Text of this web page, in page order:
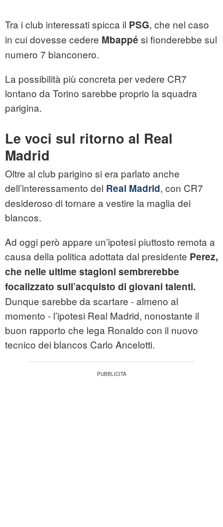
Tra i club interessati spicca il PSG, che nel caso
in cui dovesse cedere Mbappé si fionderebbe sul
numero 7 bianconero.
La possibilità più concreta per vedere CR7
lontano da Torino sarebbe proprio la squadra
parigina.
Le voci sul ritorno al Real
Madrid
Oltre al club parigino si era parlato anche
dell’interessamento del Real Madrid, con CR7
desideroso di tornare a vestire la maglia dei
blancos.
Ad oggi però appare un’ipotesi piuttosto remota a
causa della politica adottata dal presidente Perez,
che nelle ultime stagioni sembrerebbe
focalizzato sull’acquisto di giovani talenti.
Dunque sarebbe da scartare - almeno al
momento - l’ipotesi Real Madrid, nonostante il
buon rapporto che lega Ronaldo con il nuovo
tecnico dei blancos Carlo Ancelotti.